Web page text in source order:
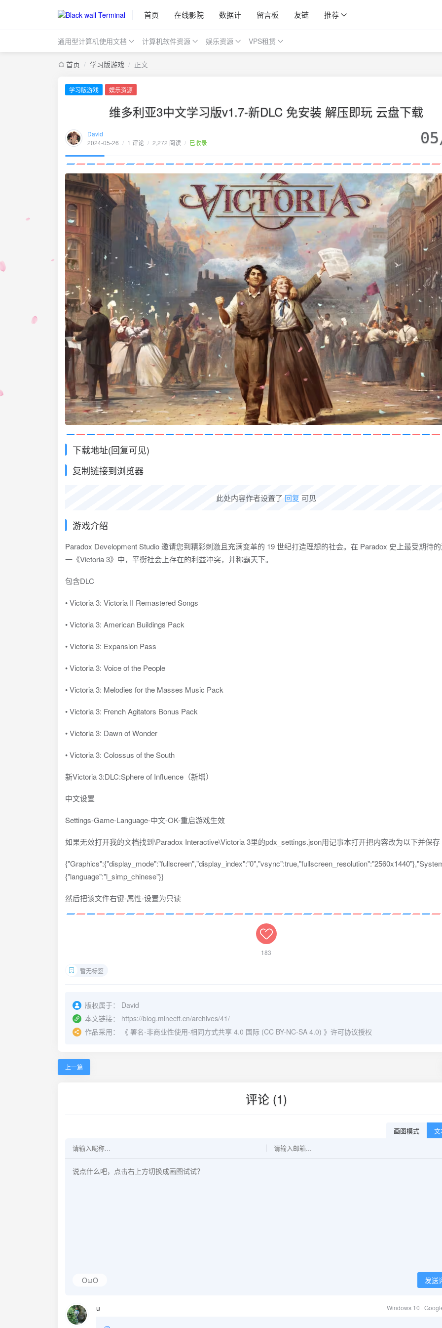
首页 在线影院 数据计 留言板 友链 推荐
通用型计算机使用文档 计算机软件资源 娱乐资源 VPS租赁
首页 / 学习版游戏 / 正文
学习版游戏 娱乐资源
维多利亚3中文学习版v1.7-新DLC 免安装 解压即玩 云盘下载
David
2024-05-26 / 1 评论 / 2,272 阅读 / 已收录
下载地址(回复可见)
复制链接到浏览器
此处内容作者设置了 回复 可见
游戏介绍
Paradox Development Studio 邀请您到精彩刺激且充满变革的 19 世纪打造理想的社会。在 Paradox 史上最受期待
一《Victoria 3》中，平衡社会上存在的利益冲突，并称霸天下。
包含DLC
• Victoria 3: Victoria II Remastered Songs
• Victoria 3: American Buildings Pack
• Victoria 3: Expansion Pass
• Victoria 3: Voice of the People
• Victoria 3: Melodies for the Masses Music Pack
• Victoria 3: French Agitators Bonus Pack
• Victoria 3: Dawn of Wonder
• Victoria 3: Colossus of the South
新Victoria 3:DLC:Sphere of Influence（新增）
中文设置
Settings-Game-Language-中文-OK-重启游戏生效
如果无效打开我的文档找到\Paradox Interactive\Victoria 3里的pdx_settings.json用记事本打开把内容改为以下并保存
{"language":"l_simp_chinese"}}
然后把该文件右键-属性-设置为只读
183
暂无标签
版权属于：
David
本文链接：
https://blog.minecft.cn/archives/41/
作品采用：
《 署名-非商业性使用-相同方式共享 4.0 国际 (CC BY-NC-SA 4.0) 》许可协议授权
上一篇
评论 (1)
画图模式 文
OωO 发送
u Windows 10 ·